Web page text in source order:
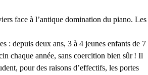
face à l’antique domination du piano. Les
: depuis deux ans, 3 à 4 jeunes enfants de 7
chaque année, sans coercition bien sûr ! Il
pour des raisons d’effectifs, les portes